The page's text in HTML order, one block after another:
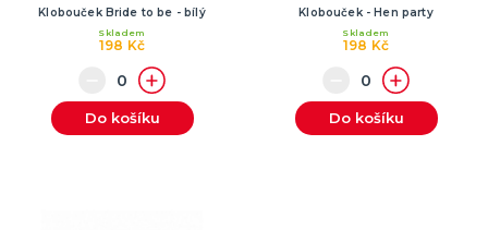
Klobouček Bride to be - bílý
198 Kč
Skladem
Do košíku
Klobouček - Hen party
198 Kč
Skladem
Do košíku